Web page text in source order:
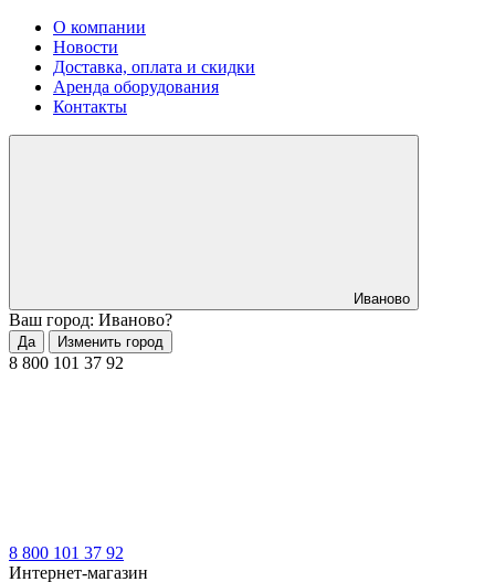
О компании
Новости
Доставка, оплата и скидки
Аренда оборудования
Контакты
Иваново
Ваш город: Иваново?
Да Изменить город
8 800 101 37 92
8 800 101 37 92
Интернет-магазин